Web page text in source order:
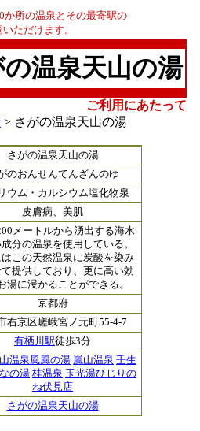
か所の温泉とその最寄駅の
ただけます。
の温泉天山の湯
ご利用にあたって
> さがの温泉天山の湯
さがの温泉天山の湯
のおんせんてんざんのゆ
ウム・カルシウム塩化物泉
皮膚病、美肌
メートルから湧出する海水
分の温泉を使用している。
この天然温泉に炭酸を染み
提供しており、更に高い効
湯に浸かることができる。
京都府
右京区嵯峨宮ノ元町55-4-7
有栖川駅徒歩3分
温泉風風の湯 嵐山温泉 壬生
の湯 桂温泉 玉光湯ひじりの
ね伏見店
さがの温泉天山の湯